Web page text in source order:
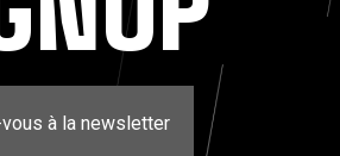
à la newsletter